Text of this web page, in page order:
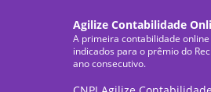
Agilize Contabilidade
A primeira contabilidade online
indicados para o prêmio do
ano consecutivo.